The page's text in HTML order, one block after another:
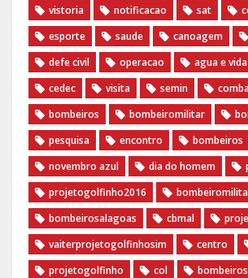
vistoria
notificacao sat
esporte
saude canoagem
defe civil
operacao agua e vida
cedec
visita semin
bombeiros
bombeiromilitar
pesquisa
encontro
bombeiros
novembro azul
dia do homem
‎projetogolfinho2016
‎bombeirosalagoas‬
‎cbmal‬
vaiterprojetogolfinhosim‬
centro
projetogolfinho
col
bombeiros